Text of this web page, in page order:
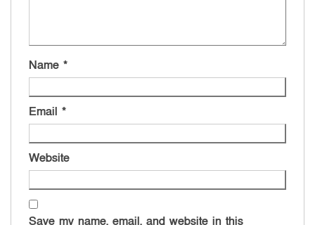
Name *
Email *
Website
Save my name, email, and website in this